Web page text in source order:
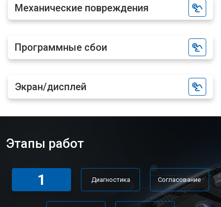
Механические повреждения
Программные сбои
Экран/дисплей
Этапы работ
1 Диагностика Согласование